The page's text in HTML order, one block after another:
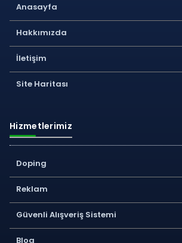
Anasayfa
Hakkımızda
İletişim
Site Haritası
Hizmetlerimiz
Doping
Reklam
Güvenli Alışveriş Sistemi
Blog